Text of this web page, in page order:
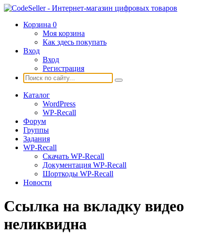
Корзина 0
Моя корзина
Как здесь покупать
Вход
Вход
Регистрация
Каталог
WordPress
WP-Recall
Форум
Группы
Задания
WP-Recall
Скачать WP-Recall
Документация WP-Recall
Шорткоды WP-Recall
Новости
Ссылка на вкладку видео
неликвидна